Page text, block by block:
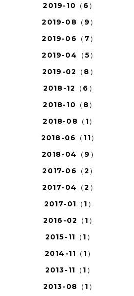
2019-10（6）
2019-08（9）
2019-06（7）
2019-04（5）
2019-02（8）
2018-12（6）
2018-10（8）
2018-08（1）
2018-06（11）
2018-04（9）
2017-06（2）
2017-04（2）
2017-01（1）
2016-02（1）
2015-11（1）
2014-11（1）
2013-11（1）
2013-08（1）